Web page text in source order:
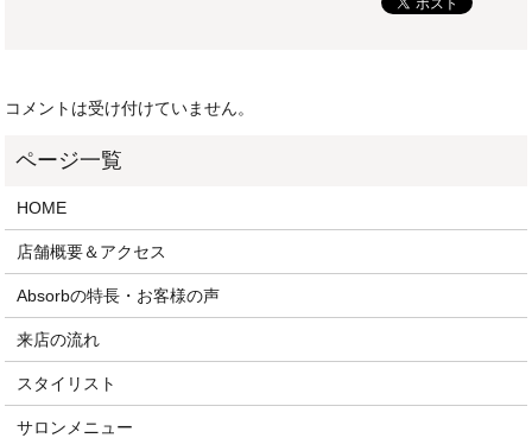
コメントは受け付けていません。
HOME
店舗概要＆アクセス
Absorbの特長・お客様の声
来店の流れ
スタイリスト
サロンメニュー